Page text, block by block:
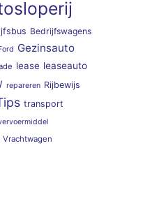
Bedrijfswagens
Gezinsauto
lease leaseauto
repareren Rijbewijs
transport
Vrachtwagen